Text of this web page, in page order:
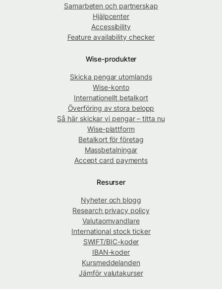
Samarbeten och partnerskap
Hjälpcenter
Accessibility
Feature availability checker
Wise-produkter
Skicka pengar utomlands
Wise-konto
Internationellt betalkort
Överföring av stora belopp
Så här skickar vi pengar – titta nu
Wise-plattform
Betalkort för företag
Massbetalningar
Accept card payments
Resurser
Nyheter och blogg
Research privacy policy
Valutaomvandlare
International stock ticker
SWIFT/BIC-koder
IBAN-koder
Kursmeddelanden
Jämför valutakurser